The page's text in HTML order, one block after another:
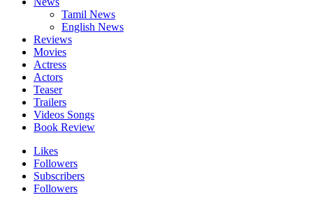
Tamil News
English News
Reviews
Movies
Actress
Actors
Teaser
Trailers
Videos Songs
Book Review
Likes
Followers
Subscribers
Followers